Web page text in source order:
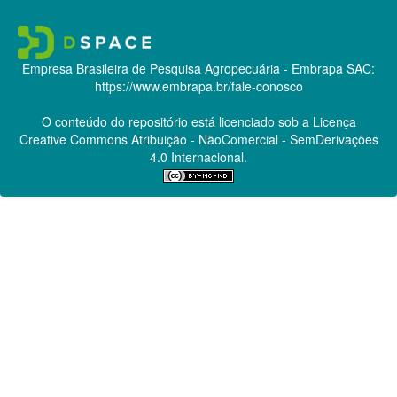
Empresa Brasileira de Pesquisa Agropecuária - Embrapa SAC:
https://www.embrapa.br/fale-conosco
O conteúdo do repositório está licenciado sob a Licença
Creative CommonsAtribuição - NãoComercial - SemDerivações
4.0 Internacional.